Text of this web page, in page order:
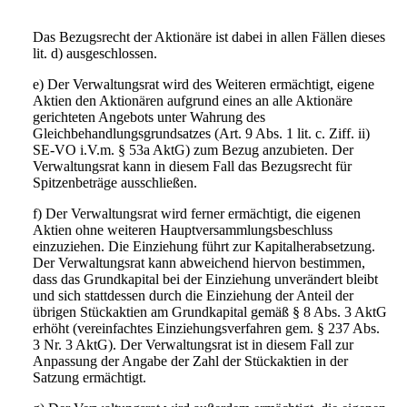
Das Bezugsrecht der Aktionäre ist dabei in allen Fällen dieses
lit. d) ausgeschlossen.
e) Der Verwaltungsrat wird des Weiteren ermächtigt, eigene
Aktien den Aktionären aufgrund eines an alle Aktionäre
gerichteten Angebots unter Wahrung des
Gleichbehandlungsgrundsatzes (Art. 9 Abs. 1 lit. c. Ziff. ii)
SE-VO i.V.m. § 53a AktG) zum Bezug anzubieten. Der
Verwaltungsrat kann in diesem Fall das Bezugsrecht für
Spitzenbeträge ausschließen.
f) Der Verwaltungsrat wird ferner ermächtigt, die eigenen
Aktien ohne weiteren Hauptversammlungsbeschluss
einzuziehen. Die Einziehung führt zur Kapitalherabsetzung.
Der Verwaltungsrat kann abweichend hiervon bestimmen,
dass das Grundkapital bei der Einziehung unverändert bleibt
und sich stattdessen durch die Einziehung der Anteil der
übrigen Stückaktien am Grundkapital gemäß § 8 Abs. 3 AktG
erhöht (vereinfachtes Einziehungsverfahren gem. § 237 Abs.
3 Nr. 3 AktG). Der Verwaltungsrat ist in diesem Fall zur
Anpassung der Angabe der Zahl der Stückaktien in der
Satzung ermächtigt.